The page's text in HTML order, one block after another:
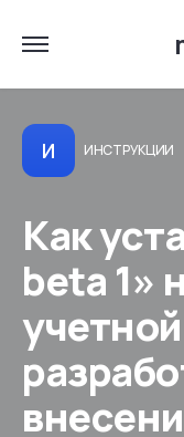
И ИНСТРУКЦИИ
Как
beta 1»